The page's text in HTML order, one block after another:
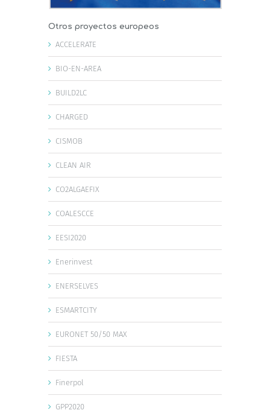
Otros proyectos europeos
ACCELERATE
BIO-EN-AREA
BUILD2LC
CHARGED
CISMOB
CLEAN AIR
CO2ALGAEFIX
COALESCCE
EESI2020
Enerinvest
ENERSELVES
ESMARTCITY
EURONET 50/50 MAX
FIESTA
Finerpol
GPP2020